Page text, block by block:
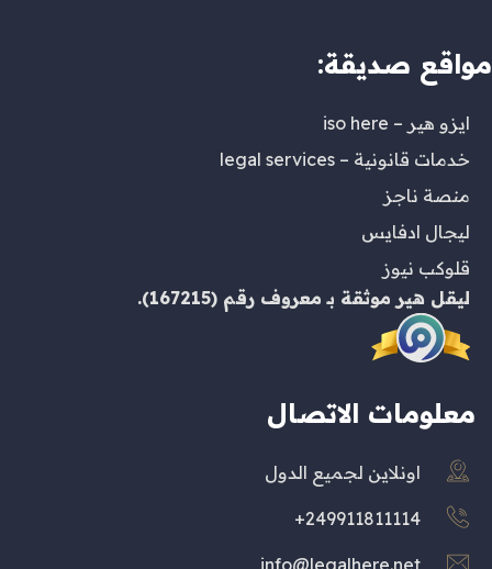
مواقع صديقة:
ايزو هير – iso here
خدمات قانونية – legal services
منصة ناجز
ليجال ادفايس
قلوكب نيوز
ليقل هير موثقة بـ معروف رقم (167215).
معلومات الاتصال
اونلاين لجميع الدول
249911811114+